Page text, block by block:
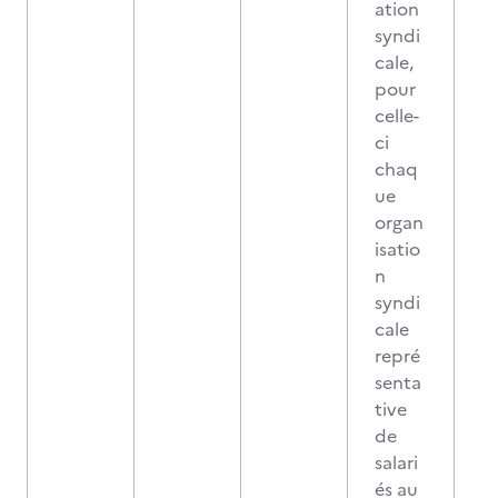
ation
syndi
cale,
pour
celle-
ci
chaq
ue
organ
isatio
n
syndi
cale
repré
senta
tive
de
salari
és au